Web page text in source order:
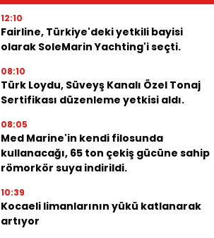
12:10
Fairline, Türkiye'deki yetkili bayisi
olarak SoleMarin Yachting'i seçti.
08:10
Türk Loydu, Süveyş Kanalı Özel Tonaj
Sertifikası düzenleme yetkisi aldı.
08:05
Med Marine'in kendi filosunda
kullanacağı, 65 ton çekiş gücüne sahip
römorkör suya indirildi.
10:39
Kocaeli limanlarının yükü katlanarak
artıyor